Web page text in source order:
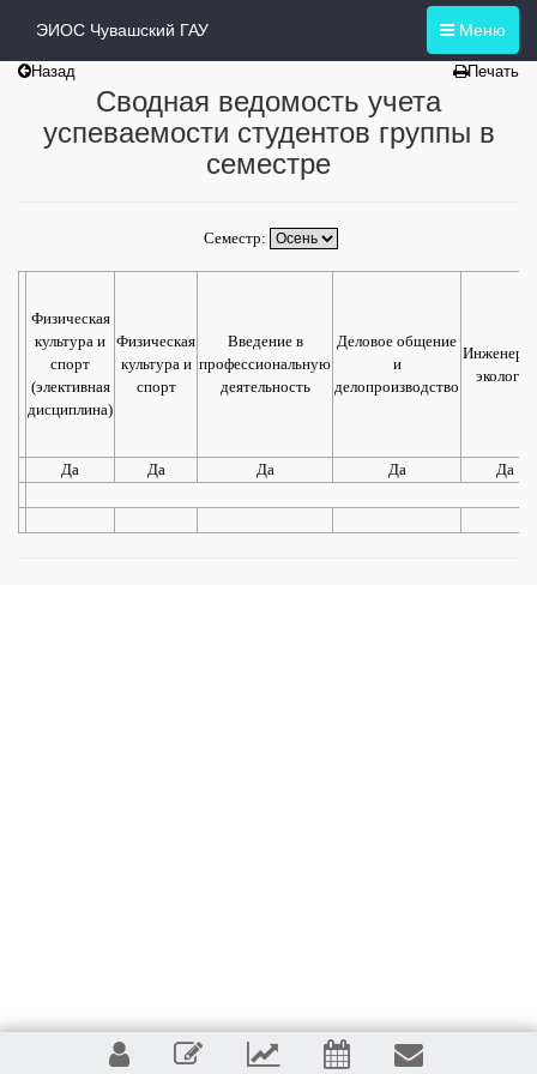
Меню
ЭИОС Чувашский ГАУ
Назад Печать
Сводная ведомость учета
успеваемости студентов группы в
семестре
Семестр:
Физическая
культура и
спорт
(элективная
дисциплина)
Физическая
культура и
спорт
Введение в
профессиональную
деятельность
Деловое общение
и
делопроизводство
экология
Да Да Да Да Да